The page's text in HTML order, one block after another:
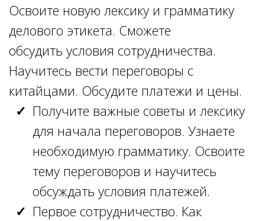
Освоите новую лексику и грамматику
делового этикета. Сможете
обсудить условия сотрудничества.
Научитесь вести переговоры с
китайцами. Обсудите платежи и цены.
Получите важные советы и лексику
для начала переговоров. Узнаете
необходимую грамматику. Освоите
тему переговоров и научитесь
обсуждать условия платежей.
Первое сотрудничество. Как